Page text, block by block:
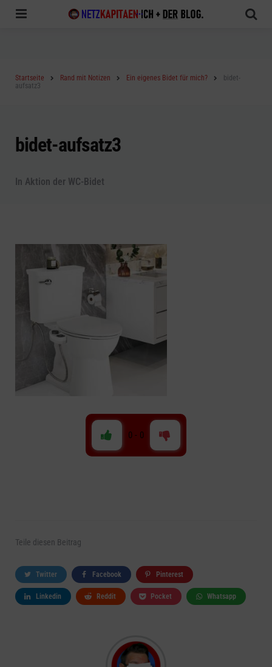
Startseite Rand mit Notizen Ein eigenes Bidet für mich?
bidet-
aufsatz3
bidet-aufsatz3
In Aktion der WC-Bidet
0 - 0
Teile diesen Beitrag
Twitter Facebook Pinterest
Linkedin Reddit Pocket Whatsapp